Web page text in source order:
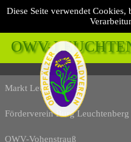
Diese Seite verwendet
OWV-
Markt Leuchtenberg
Förderverein Burg Leuchtenberg
OWV-Vohenstrauß